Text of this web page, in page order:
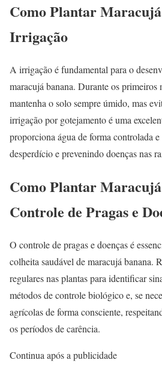
Como Plantar
Irrigação
A irrigação é fundamental para o
maracujá banana. Durante os primeiros
mantenha o solo sempre úmido, mas
irrigação por gotejamento é uma
proporciona água de forma controlada
desperdício e prevenindo doenças nas
Como Plantar
Controle de Pragas e
O controle de pragas e doenças é
colheita saudável de maracujá banana.
regulares nas plantas para identificar
métodos de controle biológico e, se
agrícolas de forma consciente,
os períodos de carência.
Continua após a publicidade